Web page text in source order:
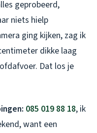
geprobeerd,
niets hielp
ging kijken, zag ik
dikke laag
Dat los je
085 019 88 18, ik
want een